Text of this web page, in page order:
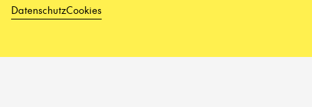
DatenschutzCookies